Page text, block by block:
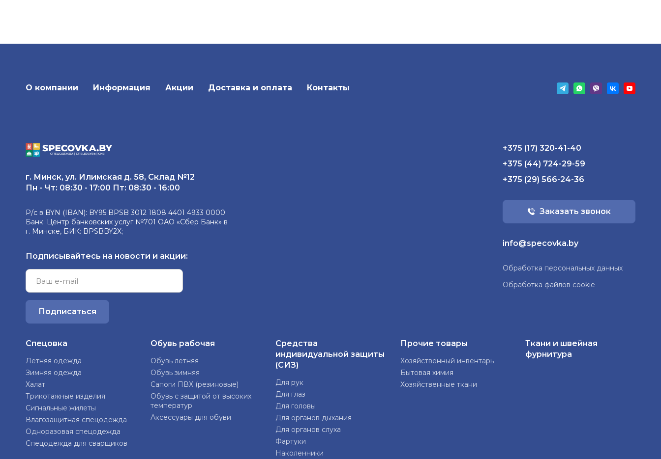
О компании Информация Акции Доставка и оплата Контакты
г. Минск, ул. Илимская д. 58, Склад №12
Пн - Чт: 08:30 - 17:00 Пт: 08:30 - 16:00
Р/с в BYN (IBAN): BY95 BPSB 3012 1808 4401 4933 0000
Банк: Центр банковских услуг №701 ОАО «Сбер Банк» в
г. Минске, БИК: BPSBBY2X;
Подписывайтесь на новости и акции:
Подписаться
Спецовка
Летняя одежда
Зимняя одежда
Халат
Трикотажные изделия
Сигнальные жилеты
Влагозащитная спецодежда
Одноразовая спецодежда
Спецодежда для сварщиков
Обувь рабочая
Обувь летняя
Обувь зимняя
Сапоги ПВХ (резиновые)
Обувь с защитой от высоких
температур
Аксессуары для обуви
Средства
индивидуальной защиты
(СИЗ)
Для рук
Для глаз
Для головы
Для органов дыхания
Для органов слуха
Фартуки
Наколенники
Прочие товары
Хозяйственный инвентарь
Бытовая химия
Хозяйственные ткани
Ткани и швейная
фурнитура
+375 (17) 320-41-40
+375 (44) 724-29-59
+375 (29) 566-24-36
Заказать звонок
info@specovka.by
Обработка персональных данных
Обработка файлов cookie